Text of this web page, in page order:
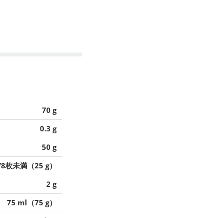
70 g
0.3 g
50 g
枚未満（25 g）
2 g
75 ml（75 g）